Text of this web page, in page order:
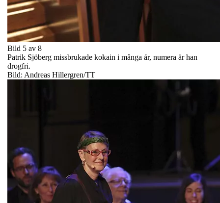
Bild 5 av 8
Patrik Sjöberg missbrukade kokain i många år, numera är han
drogfri.
Bild: Andreas Hillergren/TT